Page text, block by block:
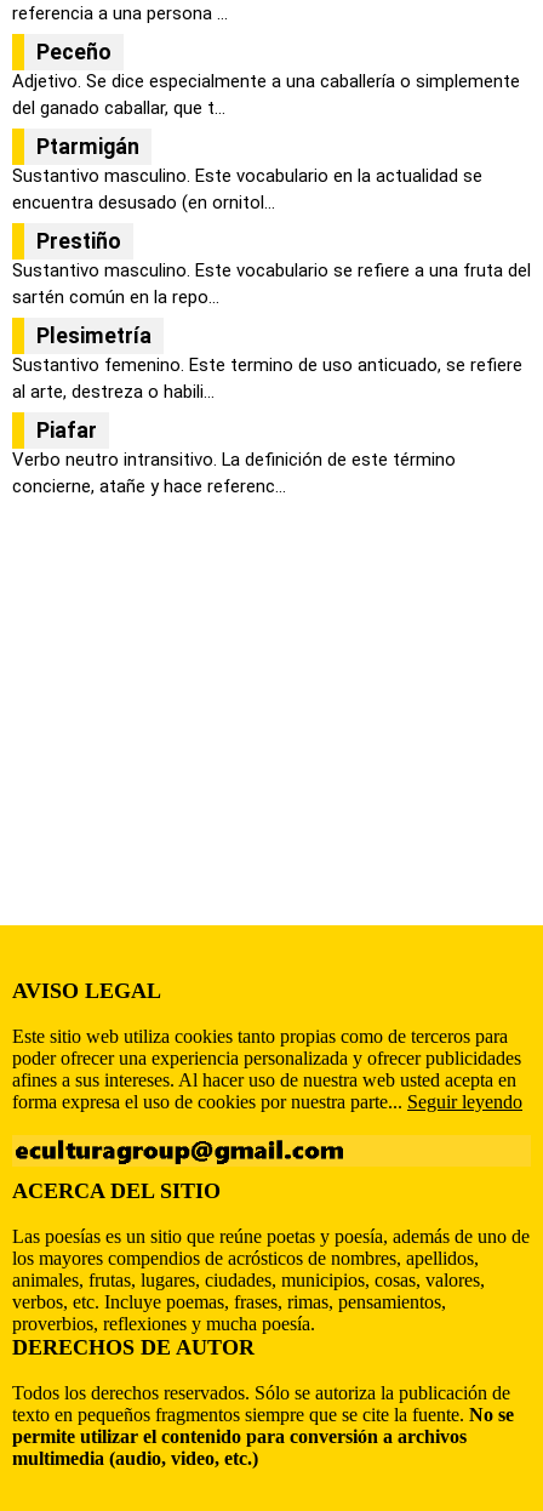
referencia a una persona ...
Peceño
Adjetivo. Se dice especialmente a una caballería o simplemente
del ganado caballar, que t...
Ptarmigán
Sustantivo masculino. Este vocabulario en la actualidad se
encuentra desusado (en ornitol...
Prestiño
Sustantivo masculino. Este vocabulario se refiere a una fruta del
sartén común en la repo...
Plesimetría
Sustantivo femenino. Este termino de uso anticuado, se refiere
al arte, destreza o habili...
Piafar
Verbo neutro intransitivo. La definición de este término
concierne, atañe y hace referenc...
AVISO LEGAL
Este sitio web utiliza cookies tanto propias como de terceros para
poder ofrecer una experiencia personalizada y ofrecer publicidades
afines a sus intereses. Al hacer uso de nuestra web usted acepta en
forma expresa el uso de cookies por nuestra parte... Seguir leyendo
ACERCA DEL SITIO
Las poesías es un sitio que reúne poetas y poesía, además de uno de
los mayores compendios de acrósticos de nombres, apellidos,
animales, frutas, lugares, ciudades, municipios, cosas, valores,
verbos, etc. Incluye poemas, frases, rimas, pensamientos,
proverbios, reflexiones y mucha poesía.
DERECHOS DE AUTOR
Todos los derechos reservados. Sólo se autoriza la publicación de
texto en pequeños fragmentos siempre que se cite la fuente. No se
permite utilizar el contenido para conversión a archivos
multimedia (audio, video, etc.)